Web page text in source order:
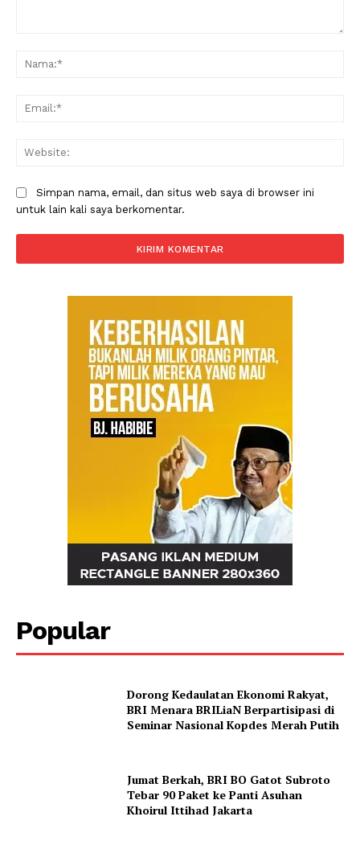
Simpan nama, email, dan situs web saya di browser ini
untuk lain kali saya berkomentar.
Popular
Dorong Kedaulatan Ekonomi Rakyat,
BRI Menara BRILiaN Berpartisipasi di
Seminar Nasional Kopdes Merah Putih
Jumat Berkah, BRI BO Gatot Subroto
Tebar 90 Paket ke Panti Asuhan
Khoirul Ittihad Jakarta